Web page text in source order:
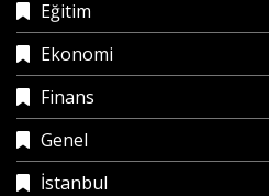
Eğitim
Ekonomi
Finans
Genel
İstanbul